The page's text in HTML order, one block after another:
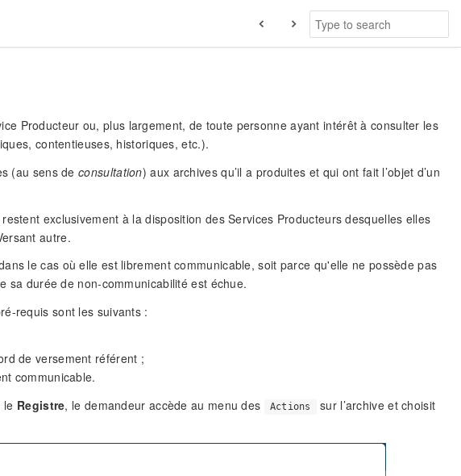
Producteur ou, plus largement, de toute personne ayant intérêt à consulter les
contentieuses, historiques, etc.).
(au sens deconsultation) aux archives qu’il a produites et qui ont fait l’objet d’un
exclusivement à la disposition des Services Producteurs desquelles elles
autre.
le cas où elle est librement communicable, soit parce qu'elle ne possède pas
sa durée de non-communicabilité est échue.
requis sont les suivants :
de versement référent ;
communicable.
le Registre, le demandeur accède au menu des Actions sur l’archive et choisit